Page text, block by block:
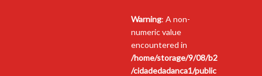
Warning: A non-
numeric value
encountered in
/home/storage/9/08/b2
/cidadedadanca1/public